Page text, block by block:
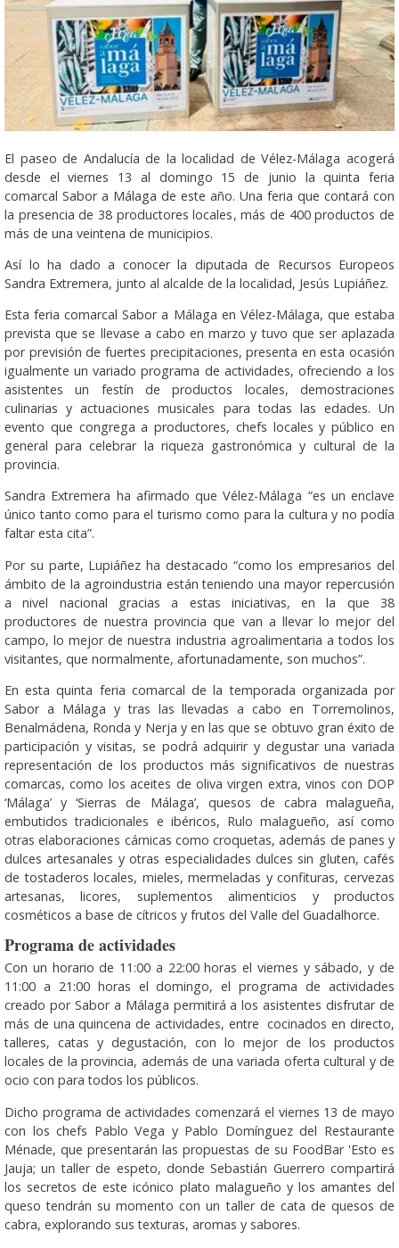
El paseo de Andalucía de la localidad de Vélez-Málaga acogerá
desde el viernes 13 al domingo 15 de junio la quinta feria
comarcal Sabor a Málaga de este año. Una feria que contará con
la presencia de 38 productores locales, más de 400 productos de
más de una veintena de municipios.
Así lo ha dado a conocer la diputada de Recursos Europeos
Sandra Extremera, junto al alcalde de la localidad, Jesús Lupiáñez.
Esta feria comarcal Sabor a Málaga en Vélez-Málaga, que estaba
prevista que se llevase a cabo en marzo y tuvo que ser aplazada
por previsión de fuertes precipitaciones, presenta en esta ocasión
igualmente un variado programa de actividades, ofreciendo a los
asistentes un festín de productos locales, demostraciones
culinarias y actuaciones musicales para todas las edades. Un
evento que congrega a productores, chefs locales y público en
general para celebrar la riqueza gastronómica y cultural de la
provincia.
Sandra Extremera ha afirmado que Vélez-Málaga “es un enclave
único tanto como para el turismo como para la cultura y no podía
faltar esta cita”.
Por su parte, Lupiáñez ha destacado “como los empresarios del
ámbito de la agroindustria están teniendo una mayor repercusión
a nivel nacional gracias a estas iniciativas, en la que 38
productores de nuestra provincia que van a llevar lo mejor del
campo, lo mejor de nuestra industria agroalimentaria a todos los
visitantes, que normalmente, afortunadamente, son muchos”.
En esta quinta feria comarcal de la temporada organizada por
Sabor a Málaga y tras las llevadas a cabo en Torremolinos,
Benalmádena, Ronda y Nerja y en las que se obtuvo gran éxito de
participación y visitas, se podrá adquirir y degustar una variada
representación de los productos más significativos de nuestras
comarcas, como los aceites de oliva virgen extra, vinos con DOP
‘Málaga’ y ‘Sierras de Málaga’, quesos de cabra malagueña,
embutidos tradicionales e ibéricos, Rulo malagueño, así como
otras elaboraciones cárnicas como croquetas, además de panes y
dulces artesanales y otras especialidades dulces sin gluten, cafés
de tostaderos locales, mieles, mermeladas y confituras, cervezas
artesanas, licores, suplementos alimenticios y productos
cosméticos a base de cítricos y frutos del Valle del Guadalhorce.
Programa de actividades
Con un horario de 11:00 a 22:00 horas el viernes y sábado, y de
11:00 a 21:00 horas el domingo, el programa de actividades
creado por Sabor a Málaga permitirá a los asistentes disfrutar de
más de una quincena de actividades, entre cocinados en directo,
talleres, catas y degustación, con lo mejor de los productos
locales de la provincia, además de una variada oferta cultural y de
ocio con para todos los públicos.
Dicho programa de actividades comenzará el viernes 13 de mayo
con los chefs Pablo Vega y Pablo Domínguez del Restaurante
Ménade, que presentarán las propuestas de su FoodBar 'Esto es
Jauja; un taller de espeto, donde Sebastián Guerrero compartirá
los secretos de este icónico plato malagueño y los amantes del
queso tendrán su momento con un taller de cata de quesos de
cabra, explorando sus texturas, aromas y sabores.